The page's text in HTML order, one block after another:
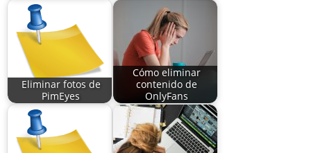
Eliminar fotos de
PimEyes
Cómo eliminar
contenido de
OnlyFans